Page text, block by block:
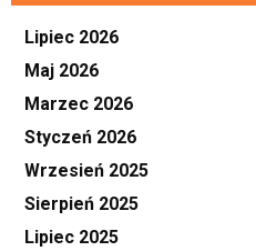
Lipiec 2026
Maj 2026
Marzec 2026
Styczeń 2026
Wrzesień 2025
Sierpień 2025
Lipiec 2025